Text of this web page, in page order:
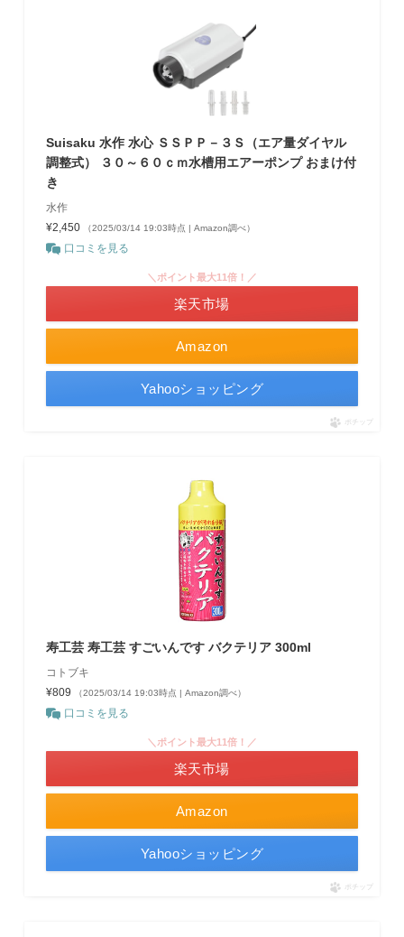
Suisaku 水作 水心 ＳＳＰＰ－３Ｓ（エア量ダイヤル
調整式） ３０～６０ｃｍ水槽用エアーポンプ おまけ付
き
水作
¥2,450
（2025/03/14 19:03時点 | Amazon調べ）
口コミを見る
Amazon
＼ポイント最大11倍！／
楽天市場
Yahooショッピング
ポチップ
寿工芸 寿工芸 すごいんです バクテリア 300ml
コトブキ
¥809
（2025/03/14 19:03時点 | Amazon調べ）
口コミを見る
Amazon
＼ポイント最大11倍！／
楽天市場
Yahooショッピング
ポチップ